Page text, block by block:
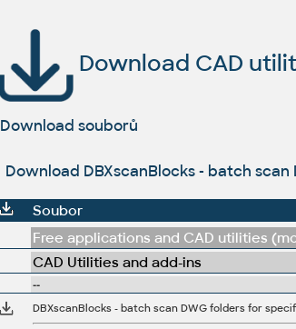
Download CAD utilit
Download souborů
Download DBXscanBlocks - batch
Soubor
Free applications and CAD utilities
CAD Utilities and add-ins
--
DBXscanBlocks - batch scan DWG folders for